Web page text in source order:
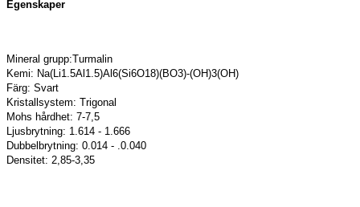
Egenskaper
Mineral grupp:Turmalin
Kemi: Na(Li1.5Al1.5)Al6(Si6O18)(BO3)-(OH)3(OH)
Färg: Svart
Kristallsystem: Trigonal
Mohs hårdhet: 7-7,5
Ljusbrytning: 1.614 - 1.666
Dubbelbrytning: 0.014 - .0.040
Densitet: 2,85-3,35